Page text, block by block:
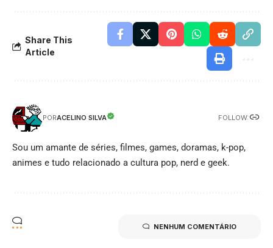
Share This
Article
PORACELINO SILVA FOLLOW:
Sou um amante de séries, filmes, games, doramas, k-pop,
animes e tudo relacionado a cultura pop, nerd e geek.
NENHUM COMENTÁRIO